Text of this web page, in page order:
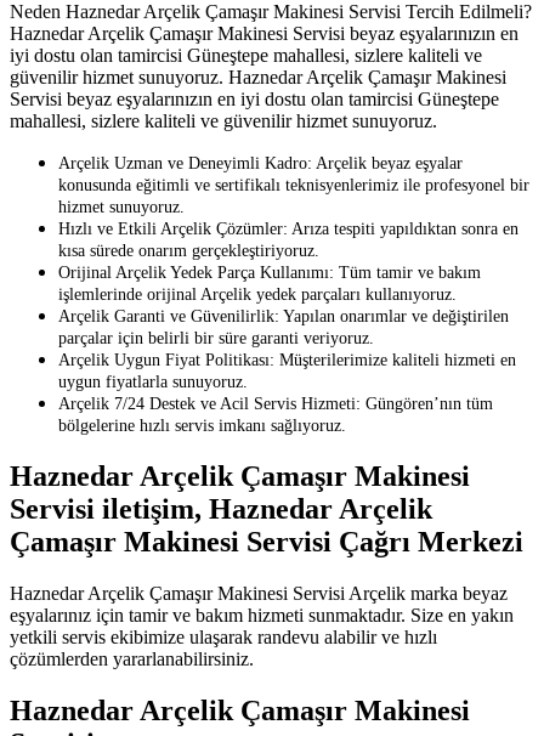
Neden Haznedar Arçelik Çamaşır Makinesi Servisi Tercih Edilmeli?
Haznedar Arçelik Çamaşır Makinesi Servisi beyaz eşyalarınızın en
iyi dostu olan tamircisi Güneştepe mahallesi, sizlere kaliteli ve
güvenilir hizmet sunuyoruz. Haznedar Arçelik Çamaşır Makinesi
Servisi beyaz eşyalarınızın en iyi dostu olan tamircisi Güneştepe
mahallesi, sizlere kaliteli ve güvenilir hizmet sunuyoruz.
Arçelik Uzman ve Deneyimli Kadro: Arçelik beyaz eşyalar
konusunda eğitimli ve sertifikalı teknisyenlerimiz ile profesyonel bir
hizmet sunuyoruz.
Hızlı ve Etkili Arçelik Çözümler: Arıza tespiti yapıldıktan sonra en
kısa sürede onarım gerçekleştiriyoruz.
Orijinal Arçelik Yedek Parça Kullanımı: Tüm tamir ve bakım
işlemlerinde orijinal Arçelik yedek parçaları kullanıyoruz.
Arçelik Garanti ve Güvenilirlik: Yapılan onarımlar ve değiştirilen
parçalar için belirli bir süre garanti veriyoruz.
Arçelik Uygun Fiyat Politikası: Müşterilerimize kaliteli hizmeti en
uygun fiyatlarla sunuyoruz.
Arçelik 7/24 Destek ve Acil Servis Hizmeti: Güngören’nın tüm
bölgelerine hızlı servis imkanı sağlıyoruz.
Haznedar Arçelik Çamaşır Makinesi
Servisi iletişim, Haznedar Arçelik
Çamaşır Makinesi Servisi Çağrı Merkezi
Haznedar Arçelik Çamaşır Makinesi Servisi Arçelik marka beyaz
eşyalarınız için tamir ve bakım hizmeti sunmaktadır. Size en yakın
yetkili servis ekibimize ulaşarak randevu alabilir ve hızlı
çözümlerden yararlanabilirsiniz.
Haznedar Arçelik Çamaşır Makinesi